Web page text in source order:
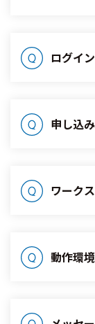
ログイ
申し込
ワーク
動作環